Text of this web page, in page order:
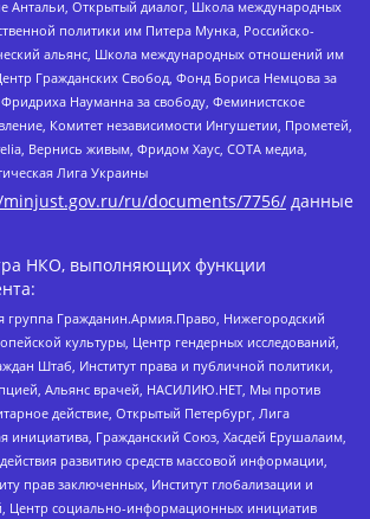
Антальи, Открытый диалог, Школа международных
политики им Питера Мунка, Российско-
альянс, Школа международных отношений им
Гражданских Свобод, Фонд Бориса Немцова за
Науманна за свободу, Феминистское
Комитет независимости Ингушетии, Прометей,
Вернись живым, Фридом Хаус, СОТА медиа,
Лига Украины
ru/documents/7756/ данные
НКО, выполняющих функции
группа Гражданин.Армия.Право, Нижегородский
культуры, Центр гендерных исследований,
Штаб, Институт права и публичной политики,
Альянс врачей, НАСИЛИЮ.НЕТ, Мы против
действие, Открытый Петербург, Лига
инициатива, Гражданский Союз, Хасдей Ерушалаим,
развитию средств массовой информации,
прав заключенных, Институт глобализации и
Центр социально-информационных инициатив